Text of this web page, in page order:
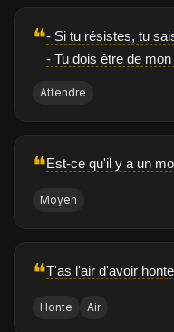
❝- Si tu résistes, tu
- Tu dois être de
Attendre
❝Est-ce qu'il y a un
Moyen
❝T'as l'air d'avoir
Honte Air